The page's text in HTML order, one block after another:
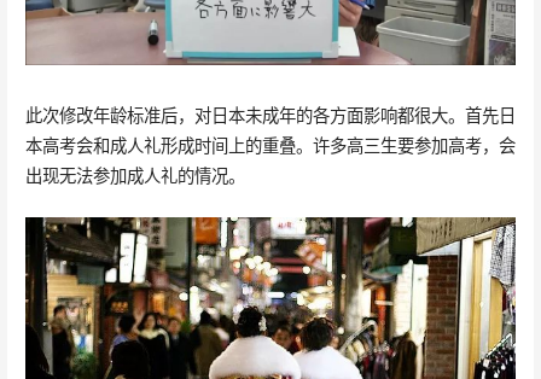
此次修改年龄标准后，对日本未成年的各方面影响都很大。首先日
本高考会和成人礼形成时间上的重叠。许多高三生要参加高考，会
出现无法参加成人礼的情况。